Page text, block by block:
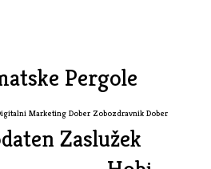
Pergole
Marketing Dober Zobozdravnik Dober
Zaslužek